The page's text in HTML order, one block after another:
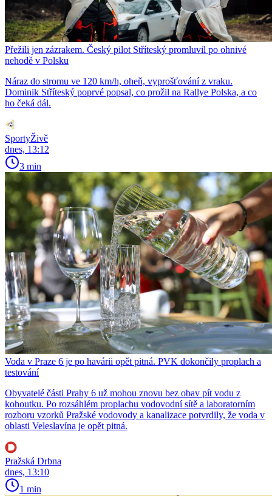
Přežili jen zázrakem. Český pilot Stříteský promluvil po ohnivé
nehodě v Polsku
Náraz do stromu ve 120 km/h, oheň, vyprošťování z vraku.
Dominik Stříteský poprvé popsal, co prožil na Rallye Polska, a co
ho čeká dál.
SportyŽivě
dnes, 13:12
3 min
Voda v Praze 6 je po havárii opět pitná. PVK dokončily proplach a
testování
Obyvatelé části Prahy 6 už mohou znovu bez obav pít vodu z
kohoutku. Po rozsáhlém proplachu vodovodní sítě a laboratorním
rozboru vzorků Pražské vodovody a kanalizace potvrdily, že voda v
oblasti Veleslavína je opět pitná.
Pražská Drbna
dnes, 13:10
1 min